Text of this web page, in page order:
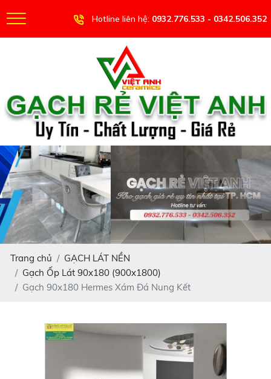
Hotline liên hệ: 0932.776.533 - 0342.506.352
Trang chủ
GẠCH LÁT NỀN
Gạch Ốp Lát 90x180 (900x1800)
Gạch 90x180 Hermes Xám Đá Nung Kết